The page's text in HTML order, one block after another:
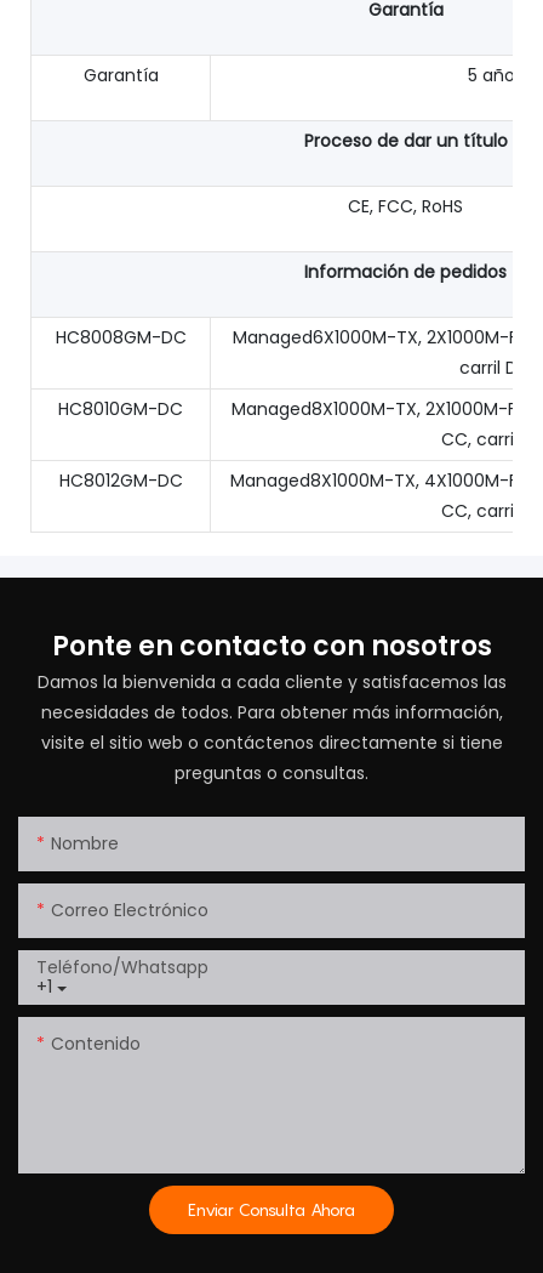
Garantía
Garantía 5 años
Proceso de dar un título
CE, FCC, RoHS
Información de pedidos
HC8008GM-DC
Managed6X1000M-TX, 2X1000M-
carril DIN
HC8010GM-DC
Managed8X1000M-TX, 2X1000M-
CC, carril
HC8012GM-DC
Managed8X1000M-TX, 4X1000M-
CC, carril
Ponte en contacto con nosotros
Damos la bienvenida a cada cliente y satisfacemos las
necesidades de todos. Para obtener más información,
visite el sitio web o contáctenos directamente si tiene
preguntas o consultas.
Nombre
Correo Electrónico
+1
Teléfono/whatsapp
Contenido
Enviar Consulta Ahora